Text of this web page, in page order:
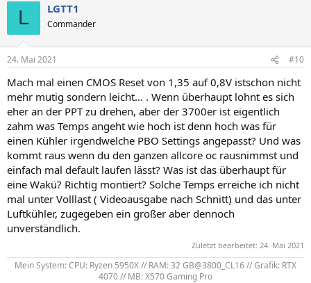
L LGTT1
Commander
24. Mai 2021 #10
Mach mal einen CMOS Reset von 1,35 auf 0,8V istschon nicht
mehr mutig sondern leicht... . Wenn überhaupt lohnt es sich
eher an der PPT zu drehen, aber der 3700er ist eigentlich
zahm was Temps angeht wie hoch ist denn hoch was für
einen Kühler irgendwelche PBO Settings angepasst? Und was
kommt raus wenn du den ganzen allcore oc rausnimmst und
einfach mal default laufen lässt? Was ist das überhaupt für
eine Wakü? Richtig montiert? Solche Temps erreiche ich nicht
mal unter Volllast ( Videoausgabe nach Schnitt) und das unter
Luftkühler, zugegeben ein großer aber dennoch
unverständlich.
Zuletzt bearbeitet: 24. Mai 2021
Mein System: CPU: Ryzen 5950X // RAM: 32 GB@3800_CL16 // Grafik: RTX
4070 // MB: X570 Gaming Pro